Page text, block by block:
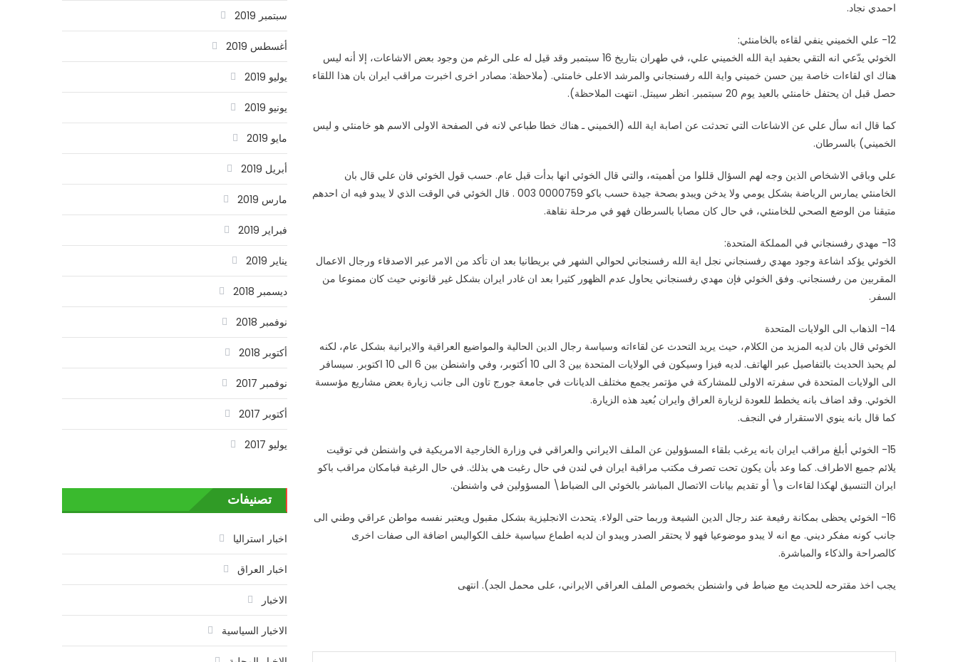
احمدي نجاد.
12- علي الخميني ينفي لقاءه بالخامنئي:
الخوئي يدّعي انه التقي بحفيد اية الله الخميني علي، في طهران بتاريخ 16 سبتمبر وقد قيل له على الرغم من وجود بعض الاشاعات، إلا أنه ليس
هناك اي لقاءات خاصة بين حسن خميني واية الله رفسنجاني والمرشد الاعلى خامنئي. (ملاحظة: مصادر اخرى اخبرت مراقب ايران بان هذا اللقاء
حصل قبل ان يحتفل خامنئي بالعيد يوم 20 سبتمبر. انظر سيبتل. انتهت الملاحظة).
كما قال انه سأل علي عن الاشاعات التي تحدثت عن اصابة اية الله (الخميني ـ هناك خطا طباعي لانه في الصفحة الاولى الاسم هو خامنئي و ليس
الخميني) بالسرطان.
علي وباقي الاشخاص الذين وجه لهم السؤال قللوا من أهميته، والتي قال الخوئي انها بدأت قبل عام. حسب قول الخوئي فان علي قال بان
الخامنئي يمارس الرياضة بشكل يومي ولا يدخن ويبدو بصحة جيدة حسب باكو 0000759 003 . قال الخوئي في الوقت الذي لا يبدو فيه ان احدهم
متيقنا من الوضع الصحي للخامنئي، في حال كان مصابا بالسرطان فهو في مرحلة نقاهة.
13- مهدي رفسنجاني في المملكة المتحدة:
الخوئي يؤكد اشاعة وجود مهدي رفسنجاني نجل اية الله رفسنجاني لحوالي الشهر في بريطانيا بعد ان تأكد من الامر عبر الاصدقاء ورجال الاعمال
المقربين من رفسنجاني. وفق الخوئي فإن مهدي رفسنجاني يحاول عدم الظهور كثيرا بعد ان غادر ايران بشكل غير قانوني حيث كان ممنوعا من
السفر.
14- الذهاب الى الولايات المتحدة
الخوئي قال بان لديه المزيد من الكلام، حيث يريد التحدث عن لقاءاته وسياسة رجال الدين الحالية والمواضيع العراقية والايرانية بشكل عام، لكنه
لم يحبذ الحديث بالتفاصيل عبر الهاتف. لديه فيزا وسيكون في الولايات المتحدة بين 3 الى 10 أكتوبر، وفي واشنطن بين 6 الى 10 اكتوبر. سيسافر
الى الولايات المتحدة في سفرته الاولى للمشاركة في مؤتمر يجمع مختلف الديانات في جامعة جورج تاون الى جانب زيارة بعض مشاريع مؤسسة
الخوئي. وقد اضاف بانه يخطط للعودة لزيارة العراق وايران بُعيد هذه الزيارة.
كما قال بانه ينوي الاستقرار في النجف.
15- الخوئي أبلغ مراقب ايران بانه يرغب بلقاء المسؤولين عن الملف الايراني والعراقي في وزارة الخارجية الامريكية في واشنطن في توقيت
يلائم جميع الاطراف. كما وعد بأن يكون تحت تصرف مكتب مراقبة ايران في لندن في حال رغبت هي بذلك. في حال الرغبة فبامكان مراقب باكو
ايران التنسيق لهكذا لقاءات و\ أو تقديم بيانات الاتصال المباشر بالخوئي الى الضباط\ المسؤولين في واشنطن.
16- الخوئي يحظى بمكانة رفيعة عند رجال الدين الشيعة وربما حتى الولاء. يتحدث الانجليزية بشكل مقبول ويعتبر نفسه مواطن عراقي وطني الى
جانب كونه مفكر ديني. مع انه لا يبدو موضوعيا فهو لا يحتقر الصدر ويبدو ان لديه اطماع سياسية خلف الكواليس اضافة الى صفات اخرى
كالصراحة والذكاء والمباشرة.
يجب اخذ مقترحه للحديث مع ضباط في واشنطن بخصوص الملف العراقي الايراني، على محمل الجد). انتهى
سبتمبر 2019
أغسطس 2019
يوليو 2019
يونيو 2019
مايو 2019
أبريل 2019
مارس 2019
فبراير 2019
يناير 2019
ديسمبر 2018
نوفمبر 2018
أكتوبر 2018
نوفمبر 2017
أكتوبر 2017
يوليو 2017
تصنيفات
اخبار استراليا
اخبار العراق
الاخبار
الاخبار السياسية